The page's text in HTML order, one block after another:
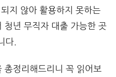
지 않아 활용하지 못하는
청년 무직자 대출 가능한 곳
다.
총정리해드리니 꼭 읽어보